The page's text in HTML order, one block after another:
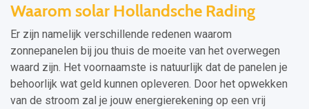
Waarom solar Hollandsche Rading
Er zijn namelijk verschillende redenen waarom
zonnepanelen bij jou thuis de moeite van het overwegen
waard zijn. Het voornaamste is natuurlijk dat de panelen je
behoorlijk wat geld kunnen opleveren. Door het opwekken
van de stroom zal je jouw energierekening op een vrij